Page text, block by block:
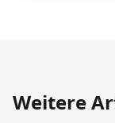
Weitere